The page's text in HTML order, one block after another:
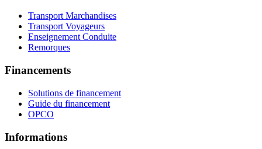
Transport Marchandises
Transport Voyageurs
Enseignement Conduite
Remorques
Financements
Solutions de financement
Guide du financement
OPCO
Informations